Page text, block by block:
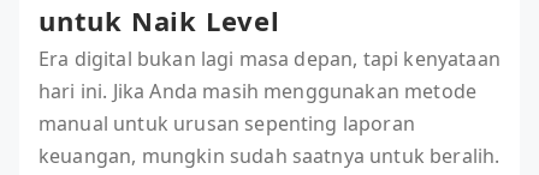
untuk Naik Level
Era digital bukan lagi masa depan, tapi kenyataan
hari ini. Jika Anda masih menggunakan metode
manual untuk urusan sepenting laporan
keuangan, mungkin sudah saatnya untuk beralih.